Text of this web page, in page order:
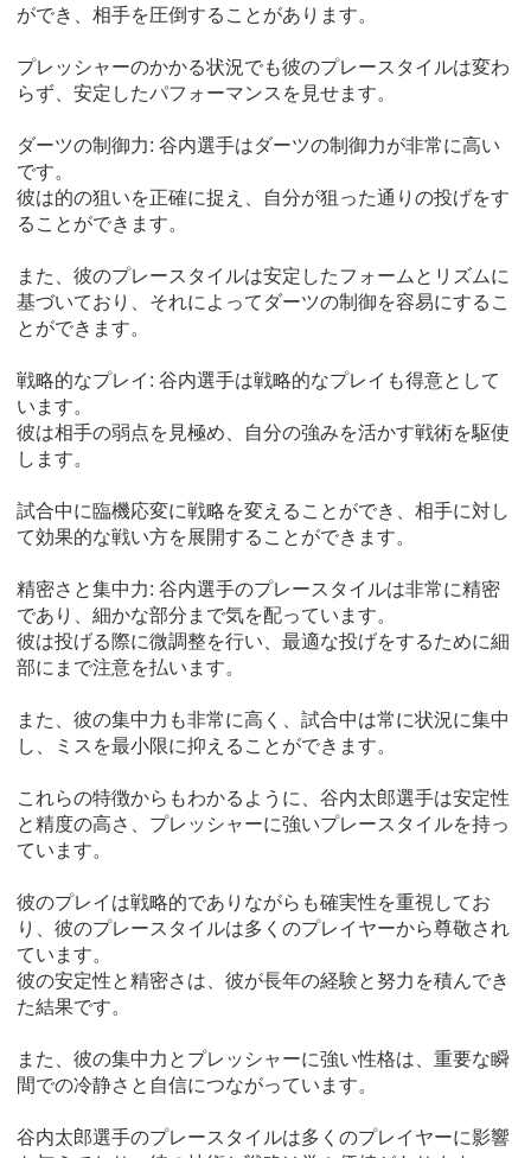
ができ、相手を圧倒することがあります。
プレッシャーのかかる状況でも彼のプレースタイルは変わ
らず、安定したパフォーマンスを見せます。
ダーツの制御力: 谷内選手はダーツの制御力が非常に高い
です。
彼は的の狙いを正確に捉え、自分が狙った通りの投げをす
ることができます。
また、彼のプレースタイルは安定したフォームとリズムに
基づいており、それによってダーツの制御を容易にするこ
とができます。
戦略的なプレイ: 谷内選手は戦略的なプレイも得意として
います。
彼は相手の弱点を見極め、自分の強みを活かす戦術を駆使
します。
試合中に臨機応変に戦略を変えることができ、相手に対し
て効果的な戦い方を展開することができます。
精密さと集中力: 谷内選手のプレースタイルは非常に精密
であり、細かな部分まで気を配っています。
彼は投げる際に微調整を行い、最適な投げをするために細
部にまで注意を払います。
また、彼の集中力も非常に高く、試合中は常に状況に集中
し、ミスを最小限に抑えることができます。
これらの特徴からもわかるように、谷内太郎選手は安定性
と精度の高さ、プレッシャーに強いプレースタイルを持っ
ています。
彼のプレイは戦略的でありながらも確実性を重視してお
り、彼のプレースタイルは多くのプレイヤーから尊敬され
ています。
彼の安定性と精密さは、彼が長年の経験と努力を積んでき
た結果です。
また、彼の集中力とプレッシャーに強い性格は、重要な瞬
間での冷静さと自信につながっています。
谷内太郎選手のプレースタイルは多くのプレイヤーに影響